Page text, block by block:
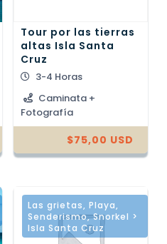
Tour por las tierras
altas Isla Santa
Cruz
3-4 Horas
Caminata +
Fotografía
$75,00 USD
Las grietas, Playa,
Senderismo,Snorkel >
Isla Santa Cruz